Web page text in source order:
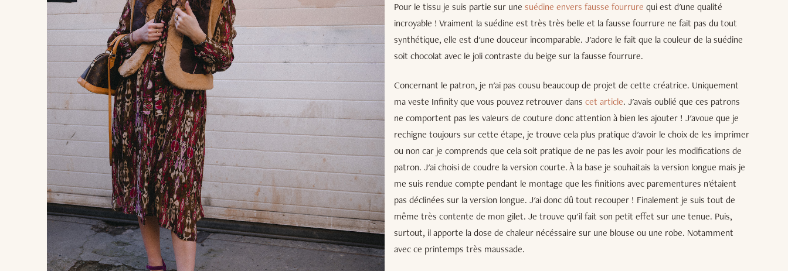
Pour le tissu je suis partie sur une suédine envers fausse fourrure qui est d'une qualité
incroyable ! Vraiment la suédine est très très belle et la fausse fourrure ne fait pas du tout
synthétique, elle est d'une douceur incomparable. J'adore le fait que la couleur de la suédine
soit chocolat avec le joli contraste du beige sur la fausse fourrure.
Concernant le patron, je n'ai pas cousu beaucoup de projet de cette créatrice. Uniquement
ma veste Infinity que vous pouvez retrouver dans cet article. J'avais oublié que ces patrons
ne comportent pas les valeurs de couture donc attention à bien les ajouter ! J'avoue que je
rechigne toujours sur cette étape, je trouve cela plus pratique d'avoir le choix de les imprimer
ou non car je comprends que cela soit pratique de ne pas les avoir pour les modifications de
patron. J'ai choisi de coudre la version courte. À la base je souhaitais la version longue mais je
me suis rendue compte pendant le montage que les finitions avec parementures n'étaient
pas déclinées sur la version longue. J'ai donc dû tout recouper ! Finalement je suis tout de
même très contente de mon gilet. Je trouve qu'il fait son petit effet sur une tenue. Puis,
surtout, il apporte la dose de chaleur nécéssaire sur une blouse ou une robe. Notamment
avec ce printemps très maussade.